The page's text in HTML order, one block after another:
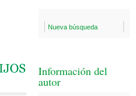
Nueva búsqueda
Información del
autor